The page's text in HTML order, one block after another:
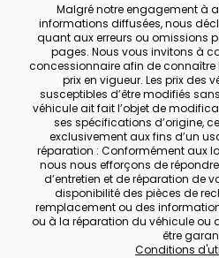
Malgré notre engagement à
informations diffusées, nous
quant aux erreurs ou omissions
pages. Nous vous invitons à
concessionnaire afin de
prix en vigueur. Les prix des
susceptibles d’être modifiés
véhicule ait fait l’objet de
ses spécifications d’origine,
exclusivement aux fins d’un
réparation : Conformément aux
nous nous efforçons de
d’entretien et de réparation de
disponibilité des pièces de
remplacement ou des
ou à la réparation du véhicule ou
être
Conditions